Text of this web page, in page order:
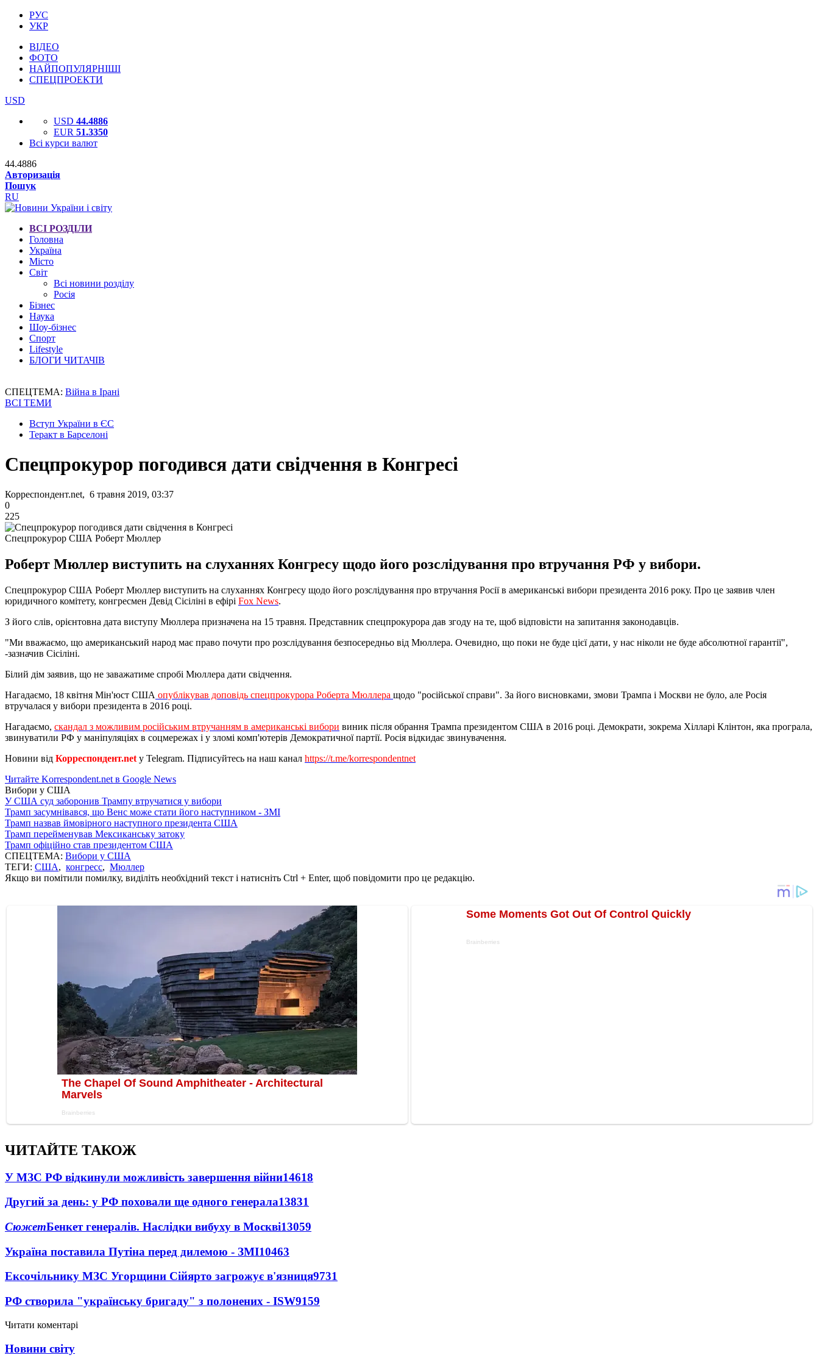
РУС
УКР
ВІДЕО
ФОТО
НАЙПОПУЛЯРНІШІ
СПЕЦПРОЕКТИ
USD
USD 44.4886
EUR 51.3350
Всі курси валют
44.4886
Авторизація
Пошук
RU
ВСІ РОЗДІЛИ
Головна
Україна
Місто
Світ
Всі новини розділу
Росія
Бізнес
Наука
Шоу-бізнес
Спорт
Lifestyle
БЛОГИ ЧИТАЧІВ
СПЕЦТЕМА: Війна в Ірані
ВСІ ТЕМИ
Вступ України в ЄС
Теракт в Барселоні
Спецпрокурор погодився дати свідчення в Конгресі
Корреспондент.net, 6 травня 2019, 03:37
0
225
Спецпрокурор США Роберт Мюллер
Роберт Мюллер виступить на слуханнях Конгресу щодо його розслідування про втручання РФ у вибори.
Спецпрокурор США Роберт Мюллер виступить на слуханнях Конгресу щодо його розслідування про втручання Росії в американські вибори президента 2016 року. Про це заявив член
юридичного комітету, конгресмен Девід Сісіліні в ефірі Fox News.
З його слів, орієнтовна дата виступу Мюллера призначена на 15 травня. Представник спецпрокурора дав згоду на те, щоб відповісти на запитання законодавців.
"Ми вважаємо, що американський народ має право почути про розслідування безпосередньо від Мюллера. Очевидно, що поки не буде цієї дати, у нас ніколи не буде абсолютної гарантії",
-зазначив Сісіліні.
Білий дім заявив, що не заважатиме спробі Мюллера дати свідчення.
Нагадаємо, 18 квітня Мін'юст США опублікував доповідь спецпрокурора Роберта Мюллера щодо "російської справи". За його висновками, змови Трампа і Москви не було, але Росія
втручалася у вибори президента в 2016 році.
Нагадаємо, скандал з можливим російським втручанням в американські вибори виник після обрання Трампа президентом США в 2016 році. Демократи, зокрема Хілларі Клінтон, яка програла,
звинуватили РФ у маніпуляціях в соцмережах і у зломі комп'ютерів Демократичної партії. Росія відкидає звинувачення.
Новини від Корреспондент.net у Telegram. Підписуйтесь на наш канал https://t.me/korrespondentnet
Читайте Korrespondent.net в Google News
Вибори у США
У США суд заборонив Трампу втручатися у вибори
Трамп засумнівався, що Венс може стати його наступником - ЗМІ
Трамп назвав ймовірного наступного президента США
Трамп перейменував Мексиканську затоку
Трамп офіційно став президентом США
СПЕЦТЕМА: Вибори у США
ТЕГИ: США, конгресс, Мюллер
Якщо ви помітили помилку, виділіть необхідний текст і натисніть Ctrl + Enter, щоб повідомити про це редакцію.
ЧИТАЙТЕ ТАКОЖ
У МЗС РФ відкинули можливість завершення війни14618
Другий за день: у РФ поховали ще одного генерала13831
СюжетБенкет генералів. Наслідки вибуху в Москві13059
Україна поставила Путіна перед дилемою - ЗМІ10463
Ексочільнику МЗС Угорщини Сійярто загрожує в'язниця9731
РФ створила "українську бригаду" з полонених - ISW9159
Читати коментарі
Новини світу